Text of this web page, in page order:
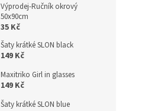
Výprodej-Ručník okrový
50x90cm
35 Kč
Šaty krátké SLON black
149 Kč
Maxitriko Girl in glasses
149 Kč
Šaty krátké SLON blue